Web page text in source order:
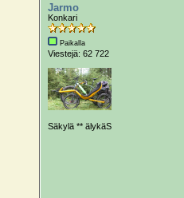
Jarmo
Konkari
Paikalla
Viestejä: 62 722
Säkylä ** älykäS